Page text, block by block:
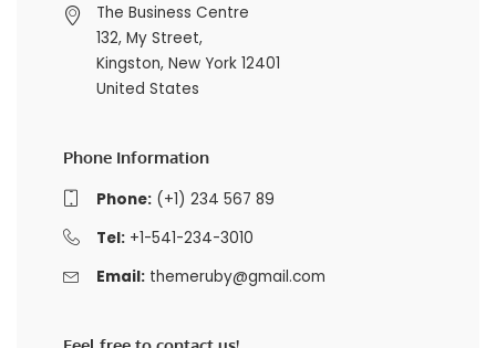
The Business Centre
132, My Street,
Kingston, New York 12401
United States
Phone Information
Phone:(+1) 234 567 89
Tel:+1-541-234-3010
Email: themeruby@gmail.com